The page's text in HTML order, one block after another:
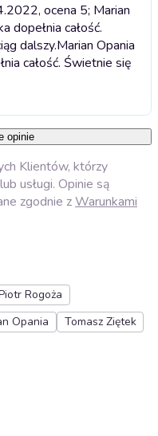
ocena 5; Marian
dopełnia całość.
dalszy.Marian Opania
całość. Świetnie się
opinie
Klientów, którzy
usługi. Opinie są
zgodnie zWarunkami
Rogoża
Opania
Tomasz Ziętek